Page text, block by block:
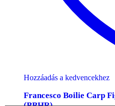
Hozzáadás a kedvencekhez
Francesco Boilie Carp